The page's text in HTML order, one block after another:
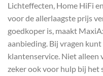
Lichteffecten, Home HiFi
voor de allerlaagste prijs
goedkoper is, maakt
aanbieding. Bij vragen
klantenservice. Niet alleen
zeker ook voor hulp bij het